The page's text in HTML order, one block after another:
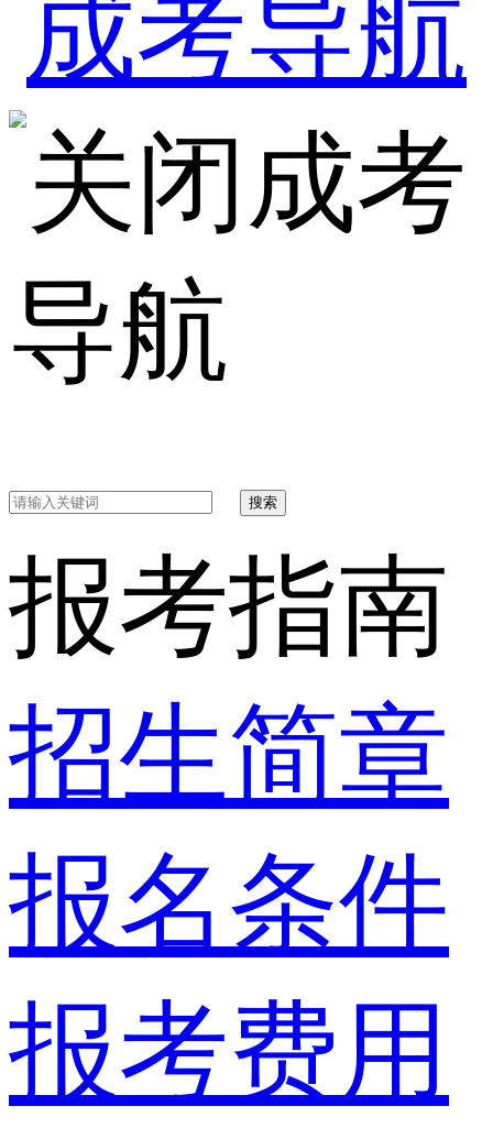
成考
导航
搜索
报考指南
招生简章
报名条件
报考费用